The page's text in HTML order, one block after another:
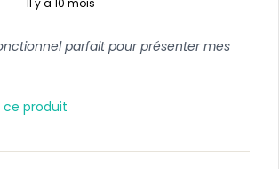
Il y a 10 mois
parfait pour présenter mes
produit